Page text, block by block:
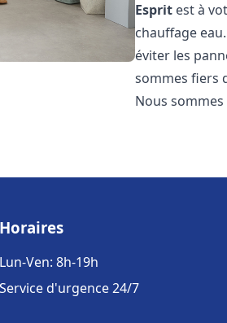
Esprit est à
chauffage
éviter les
sommes fiers
Nous
Horaires
Lun-Ven: 8h-19h
Service d'urgence 24/7